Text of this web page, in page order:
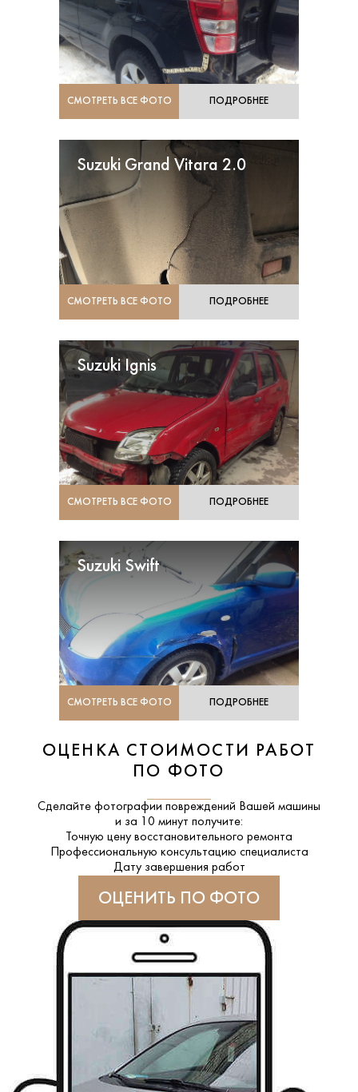
СМОТРЕТЬ ВСЕ ФОТО ПОДРОБНЕЕ
Suzuki Grand Vitara 2.0
СМОТРЕТЬ ВСЕ ФОТО ПОДРОБНЕЕ
Suzuki Ignis
СМОТРЕТЬ ВСЕ ФОТО ПОДРОБНЕЕ
Suzuki Swift
СМОТРЕТЬ ВСЕ ФОТО ПОДРОБНЕЕ
ОЦЕНКА СТОИМОСТИ РАБОТ
ПО ФОТО
Сделайте фотографии повреждений Вашей машины
и за 10 минут получите:
Точную цену восстановительного ремонта
Профессиональную консультацию специалиста
Дату завершения работ
ОЦЕНИТЬ ПО ФОТО